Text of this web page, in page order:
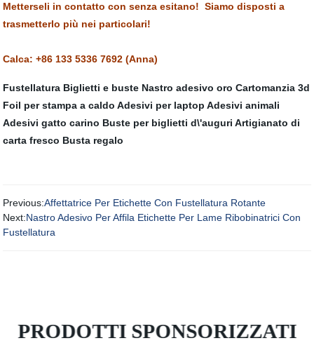
Metterseli in contatto con senza esitano! Siamo disposti a
trasmetterlo più nei particolari!
Calca: +86 133 5336 7692 (Anna)
Fustellatura Biglietti e buste Nastro adesivo oro Cartomanzia 3d
Foil per stampa a caldo Adesivi per laptop Adesivi animali
Adesivi gatto carino Buste per biglietti d\'auguri Artigianato di
carta fresco Busta regalo
Previous:Affettatrice Per Etichette Con Fustellatura Rotante
Next:Nastro Adesivo Per Affila Etichette Per Lame Ribobinatrici Con
Fustellatura
PRODOTTI SPONSORIZZATI